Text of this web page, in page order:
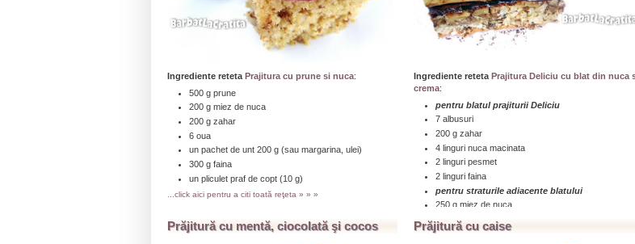
Ingrediente reteta Prajitura cu prune si nuca:
500 g prune
200 g miez de nuca
200 g zahar
6 oua
un pachet de unt 200 g (sau margarina, ulei)
300 g faina
un pliculet praf de copt (10 g)
...click aici pentru a citi toată reţeta » » »
Ingrediente reteta Prajitura Deliciu cu blat din nuca
crema:
pentru blatul prajiturii Deliciu
7 albusuri
200 g zahar
4 linguri nuca macinata
2 linguri pesmet
2 linguri faina
pentru straturile adiacente blatului
250 g miez de nuca
250 crema de ciocolata
pentru crema prajiturii Deliciu
Prăjitură cu mentă, ciocolată şi cocos Prăjitură cu caise